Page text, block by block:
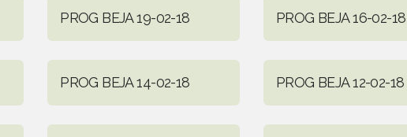
PROG BEJA 19-02-18 PROG BEJA 16-02-18
PROG BEJA 14-02-18 PROG BEJA 12-02-18